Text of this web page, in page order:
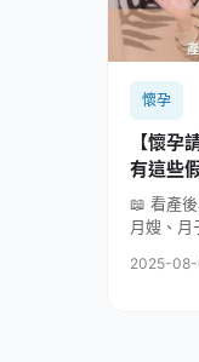
懷孕
【懷孕
有這些
育嬰
📖 看產
月嫂、月
2025-